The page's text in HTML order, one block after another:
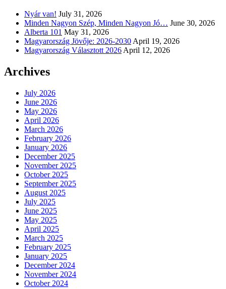
Nyár van! July 31, 2026
Minden Nagyon Szép, Minden Nagyon Jó… June 30, 2026
Alberta 101 May 31, 2026
Magyarország Jövője: 2026-2030 April 19, 2026
Magyarország Választott 2026 April 12, 2026
Archives
July 2026
June 2026
May 2026
April 2026
March 2026
February 2026
January 2026
December 2025
November 2025
October 2025
September 2025
August 2025
July 2025
June 2025
May 2025
April 2025
March 2025
February 2025
January 2025
December 2024
November 2024
October 2024